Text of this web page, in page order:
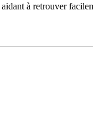
à retrouver